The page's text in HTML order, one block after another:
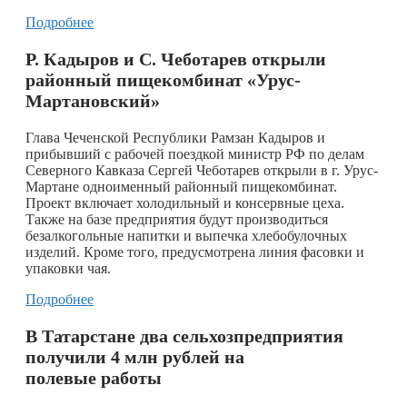
Подробнее
Р. Кадыров и С. Чеботарев открыли
районный пищекомбинат «Урус-
Мартановский»
Глава Чеченской Республики Рамзан Кадыров и
прибывший с рабочей поездкой министр РФ по делам
Северного Кавказа Сергей Чеботарев открыли в г. Урус-
Мартане одноименный районный пищекомбинат.
Проект включает холодильный и консервные цеха.
Также на базе предприятия будут производиться
безалкогольные напитки и выпечка хлебобулочных
изделий. Кроме того, предусмотрена линия фасовки и
упаковки чая.
Подробнее
В Татарстане два сельхозпредприятия
получили 4 млн рублей на
полевые работы